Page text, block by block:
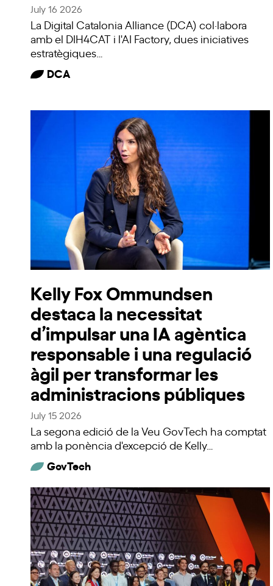
July 16 2026
La Digital Catalonia Alliance (DCA) col·labora
amb el DIH4CAT i l'AI Factory, dues iniciatives
estratègiques…
DCA
Kelly Fox Ommundsen
destaca la necessitat
d’impulsar una IA agèntica
responsable i una regulació
àgil per transformar les
administracions públiques
July 15 2026
La segona edició de la Veu GovTech ha comptat
amb la ponència d'excepció de Kelly…
GovTech